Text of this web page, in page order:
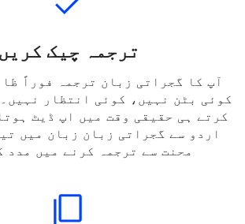
ترجمہ چیک
آپ کا گجراتی زبان ترجمہ فوراً
کوئی بٹن نہیں، کوئی انتظار
کرتے ہی حقیقی وقت میں اپ ڈیٹ
محنت سے ترجمہ کرنے میں مدد